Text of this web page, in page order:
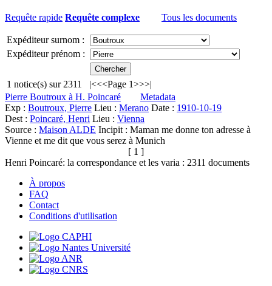
Requête rapide Requête complexe Tous les documents
Expéditeur surnom :
Expéditeur prénom :
1 notice(s) sur 2311 |<<<Page 1>>>|
Pierre Boutroux à H. Poincaré
Metadata
Exp : Boutroux, Pierre Lieu : Merano Date : 1910-10-19
Dest : Poincaré, Henri Lieu : Vienna
Source : Maison ALDE Incipit : Maman me donne ton adresse à
Vienne et me dit que vous serez à Munich
[ 1 ]
Henri Poincaré: la correspondance et les varia : 2311 documents
À propos
FAQ
Contact
Conditions d'utilisation